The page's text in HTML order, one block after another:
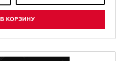
В КОРЗИНУ